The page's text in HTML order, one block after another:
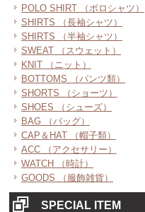
POLO SHIRT （ポロシャツ）
SHIRTS （長袖シャツ）
SHIRTS （半袖シャツ）
SWEAT （スウェット）
KNIT （ニット）
BOTTOMS （パンツ類）
SHORTS （ショーツ）
SHOES （シューズ）
BAG （バッグ）
CAP＆HAT （帽子類）
ACC （アクセサリー）
WATCH （時計）
GOODS （服飾雑貨）
SPECIAL ITEM